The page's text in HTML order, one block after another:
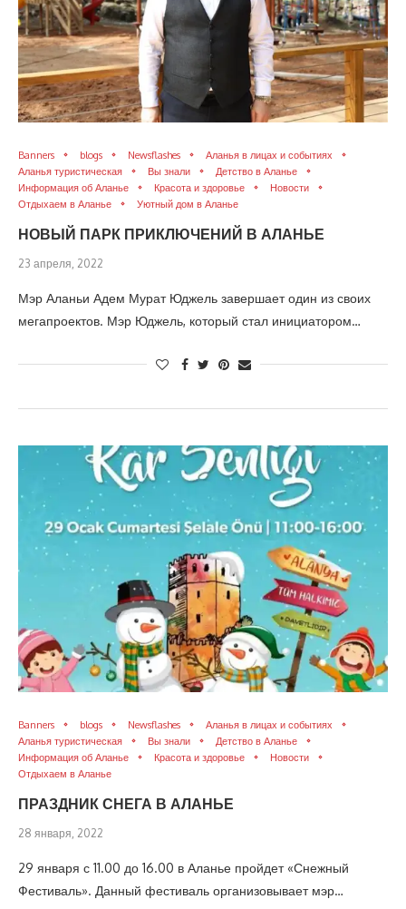
Banners blogs Newsflashes
Аланья в лицах и событиях
Аланья туристическая
Вы знали
Детство в Аланье
Информация об Аланье
Красота и здоровье
Новости
Отдыхаем в Аланье
Уютный дом в Аланье
НОВЫЙ ПАРК ПРИКЛЮЧЕНИЙ В АЛАНЬЕ
23 апреля, 2022
Мэр Аланьи Адем Мурат Юджель завершает один из своих
мегапроектов. Мэр Юджель, который стал инициатором…
Banners blogs Newsflashes
Аланья в лицах и событиях
Аланья туристическая
Вы знали
Детство в Аланье
Информация об Аланье
Красота и здоровье
Новости
Отдыхаем в Аланье
ПРАЗДНИК СНЕГА В АЛАНЬЕ
28 января, 2022
29 января с 11.00 до 16.00 в Аланье пройдет «Снежный
Фестиваль». Данный фестиваль организовывает мэр…